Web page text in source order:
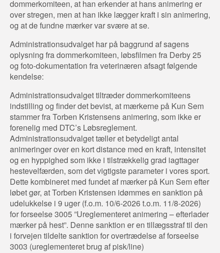
dommerkomiteen, at han erkender at hans animering er
over stregen, men at han ikke lægger kraft i sin animering,
og at de fundne mærker var svære at se.
Administrationsudvalget har på baggrund af sagens
oplysning fra dommerkomiteen, løbsfilmen fra Derby 25
og foto-dokumentation fra veterinæren afsagt følgende
kendelse:
Administrationsudvalget tiltræder dommerkomiteens
indstilling og finder det bevist, at mærkerne på Kun Sem
stammer fra Torben Kristensens animering, som ikke er
forenelig med DTC’s Løbsreglement.
Administrationsudvalget tæller et betydeligt antal
animeringer over en kort distance med en kraft, intensitet
og en hyppighed som ikke i tilstrækkelig grad iagttager
hestevelfærden, som det vigtigste parameter i vores sport.
Dette kombineret med fundet af mærker på Kun Sem efter
løbet gør, at Torben Kristensen idømmes en sanktion på
udelukkelse i 9 uger (f.o.m. 10/6-2026 t.o.m. 11/8-2026)
for forseelse 3005 ”Ureglementeret animering – efterlader
mærker på hest”. Denne sanktion er en tillægsstraf til den
i forvejen tildelte sanktion for overtrædelse af forseelse
3003 (ureglementeret brug af pisk/line)